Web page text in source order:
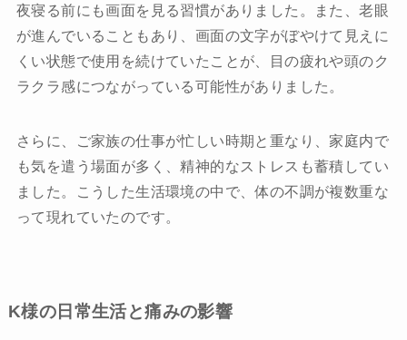
夜寝る前にも画面を見る習慣がありました。また、老眼
が進んでいることもあり、画面の文字がぼやけて見えに
くい状態で使用を続けていたことが、目の疲れや頭のク
ラクラ感につながっている可能性がありました。
さらに、ご家族の仕事が忙しい時期と重なり、家庭内で
も気を遣う場面が多く、精神的なストレスも蓄積してい
ました。こうした生活環境の中で、体の不調が複数重な
って現れていたのです。
K様の日常生活と痛みの影響